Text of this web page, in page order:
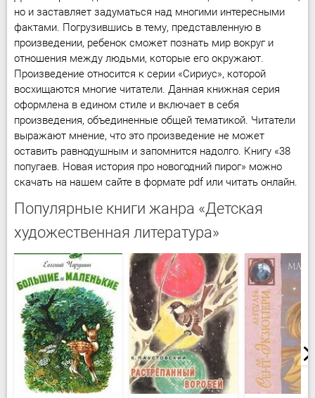
но и заставляет задуматься над многими интересными
фактами. Погрузившись в тему, представленную в
произведении, ребенок сможет познать мир вокруг и
отношения между людьми, которые его окружают.
Произведение относится к серии «Сириус», которой
восхищаются многие читатели. Данная книжная серия
оформлена в едином стиле и включает в себя
произведения, объединенные общей тематикой. Читатели
выражают мнение, что это произведение не может
оставить равнодушным и запомнится надолго. Книгу «38
попугаев. Новая история про новогодний пирог» можно
скачать на нашем сайте в формате pdf или читать онлайн.
Популярные книги жанра «Детская
художественная литература»